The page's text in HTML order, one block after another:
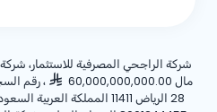
شركة الراجحي المصرفية للاستثمار،
مال 60,000,000,000.00
28 الرياض 11411 المملكة العربية السعودية، هاتف: